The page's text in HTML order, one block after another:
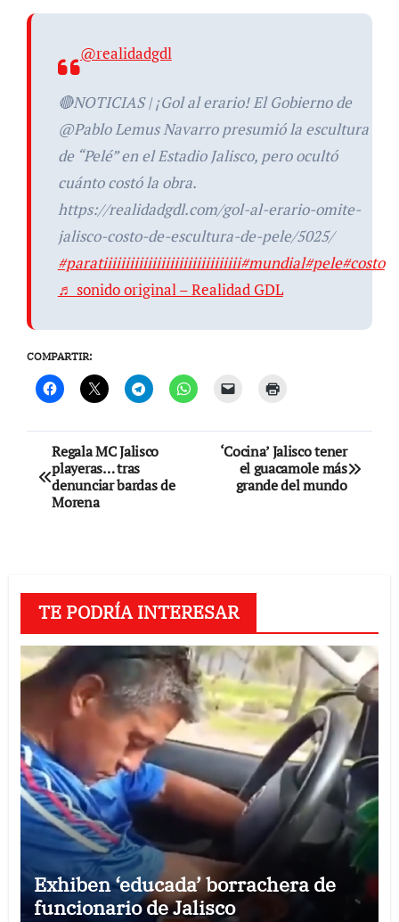
@realidadgdl
🔴NOTICIAS | ¡Gol al erario! El Gobierno de
@Pablo Lemus Navarro presumió la escultura
de “Pelé” en el Estadio Jalisco, pero ocultó
cuánto costó la obra.
https://realidadgdl.com/gol-al-erario-omite-
jalisco-costo-de-escultura-de-pele/5025/
#paratiiiiiiiiiiiiiiiiiiiiiiiiiiiiiii#mundial#pele#costo
♬ sonido original – Realidad GDL
COMPARTIR:
Navegación
de
Regala MC Jalisco
playeras… tras
denunciar bardas de
Morena
‘Cocina’ Jalisco tener
el guacamole más
grande del mundo
TE PODRÍA INTERESAR
Exhiben ‘educada’ borrachera de
funcionario de Jalisco